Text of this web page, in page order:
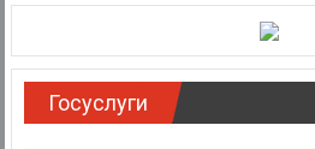
Госуслуги